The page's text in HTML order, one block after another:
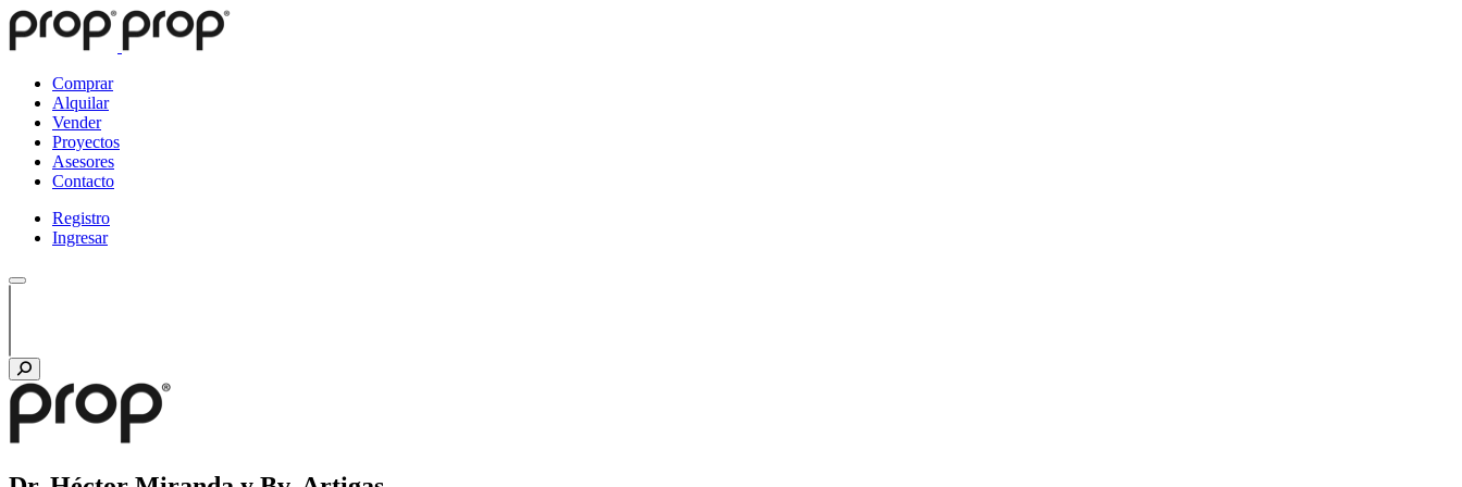
Comprar
Alquilar
Vender
Proyectos
Asesores
Contacto
Registro
Ingresar